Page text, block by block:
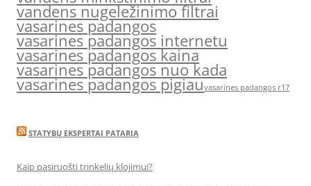
vandens nugeležinimo filtrai
vasarines padangos
vasarines padangos internetu
vasarines padangos kaina
vasarines padangos nuo kada
vasarines padangos pigiauvasarines padangos r17
STATYBŲ EKSPERTAI PATARIA
Kaip pasiruošti trinkelių klojimui?